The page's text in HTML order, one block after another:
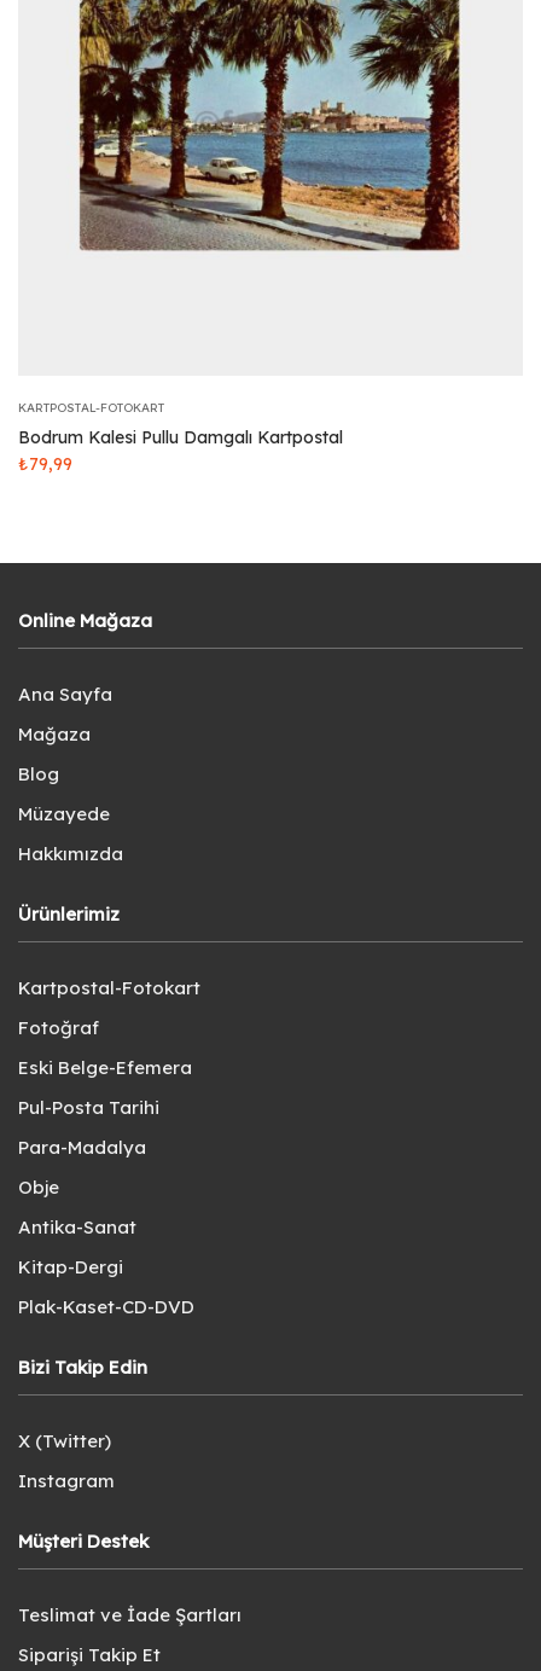
KARTPOSTAL-FOTOKART
Bodrum Kalesi Pullu Damgalı Kartpostal
₺79,99
Online Mağaza
Ana Sayfa
Mağaza
Blog
Müzayede
Hakkımızda
Ürünlerimiz
Kartpostal-Fotokart
Fotoğraf
Eski Belge-Efemera
Pul-Posta Tarihi
Para-Madalya
Obje
Antika-Sanat
Kitap-Dergi
Plak-Kaset-CD-DVD
Bizi Takip Edin
X (Twitter)
Instagram
Müşteri Destek
Teslimat ve İade Şartları
Siparişi Takip Et